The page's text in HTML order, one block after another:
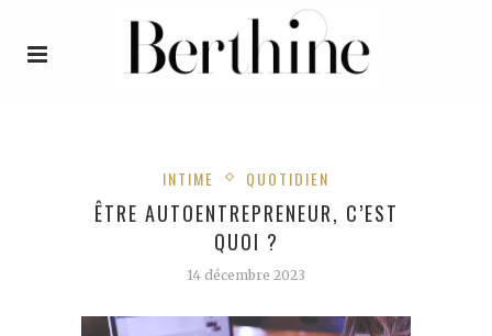
INTIME QUOTIDIEN
ÊTRE AUTOENTREPRENEUR, C’EST
QUOI ?
14 décembre 2023